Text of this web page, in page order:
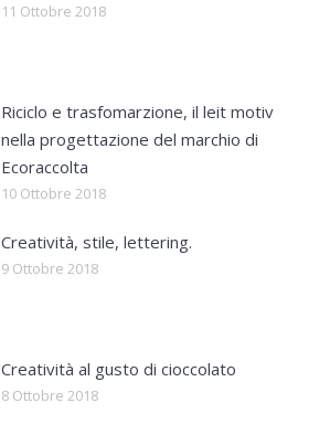
11 Ottobre 2018
Riciclo e trasfomarzione, il leit motiv
nella progettazione del marchio di
Ecoraccolta
10 Ottobre 2018
Creatività, stile, lettering.
9 Ottobre 2018
Creatività al gusto di cioccolato
8 Ottobre 2018